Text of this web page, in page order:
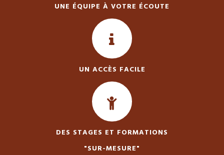
UNE ÉQUIPE À VOTRE ÉCOUTE
UN ACCÈS FACILE
DES STAGES ET FORMATIONS
"SUR-MESURE"